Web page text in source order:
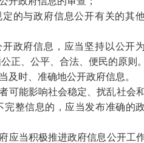
定的与政府信息公开有关的其
政府信息，应当坚持以公开
正、公平、合法、便民的原则
时、准确地公开政府信息。
可能影响社会稳定、扰乱社会
完整信息的，应当发布准确的
当积极推进政府信息公开工